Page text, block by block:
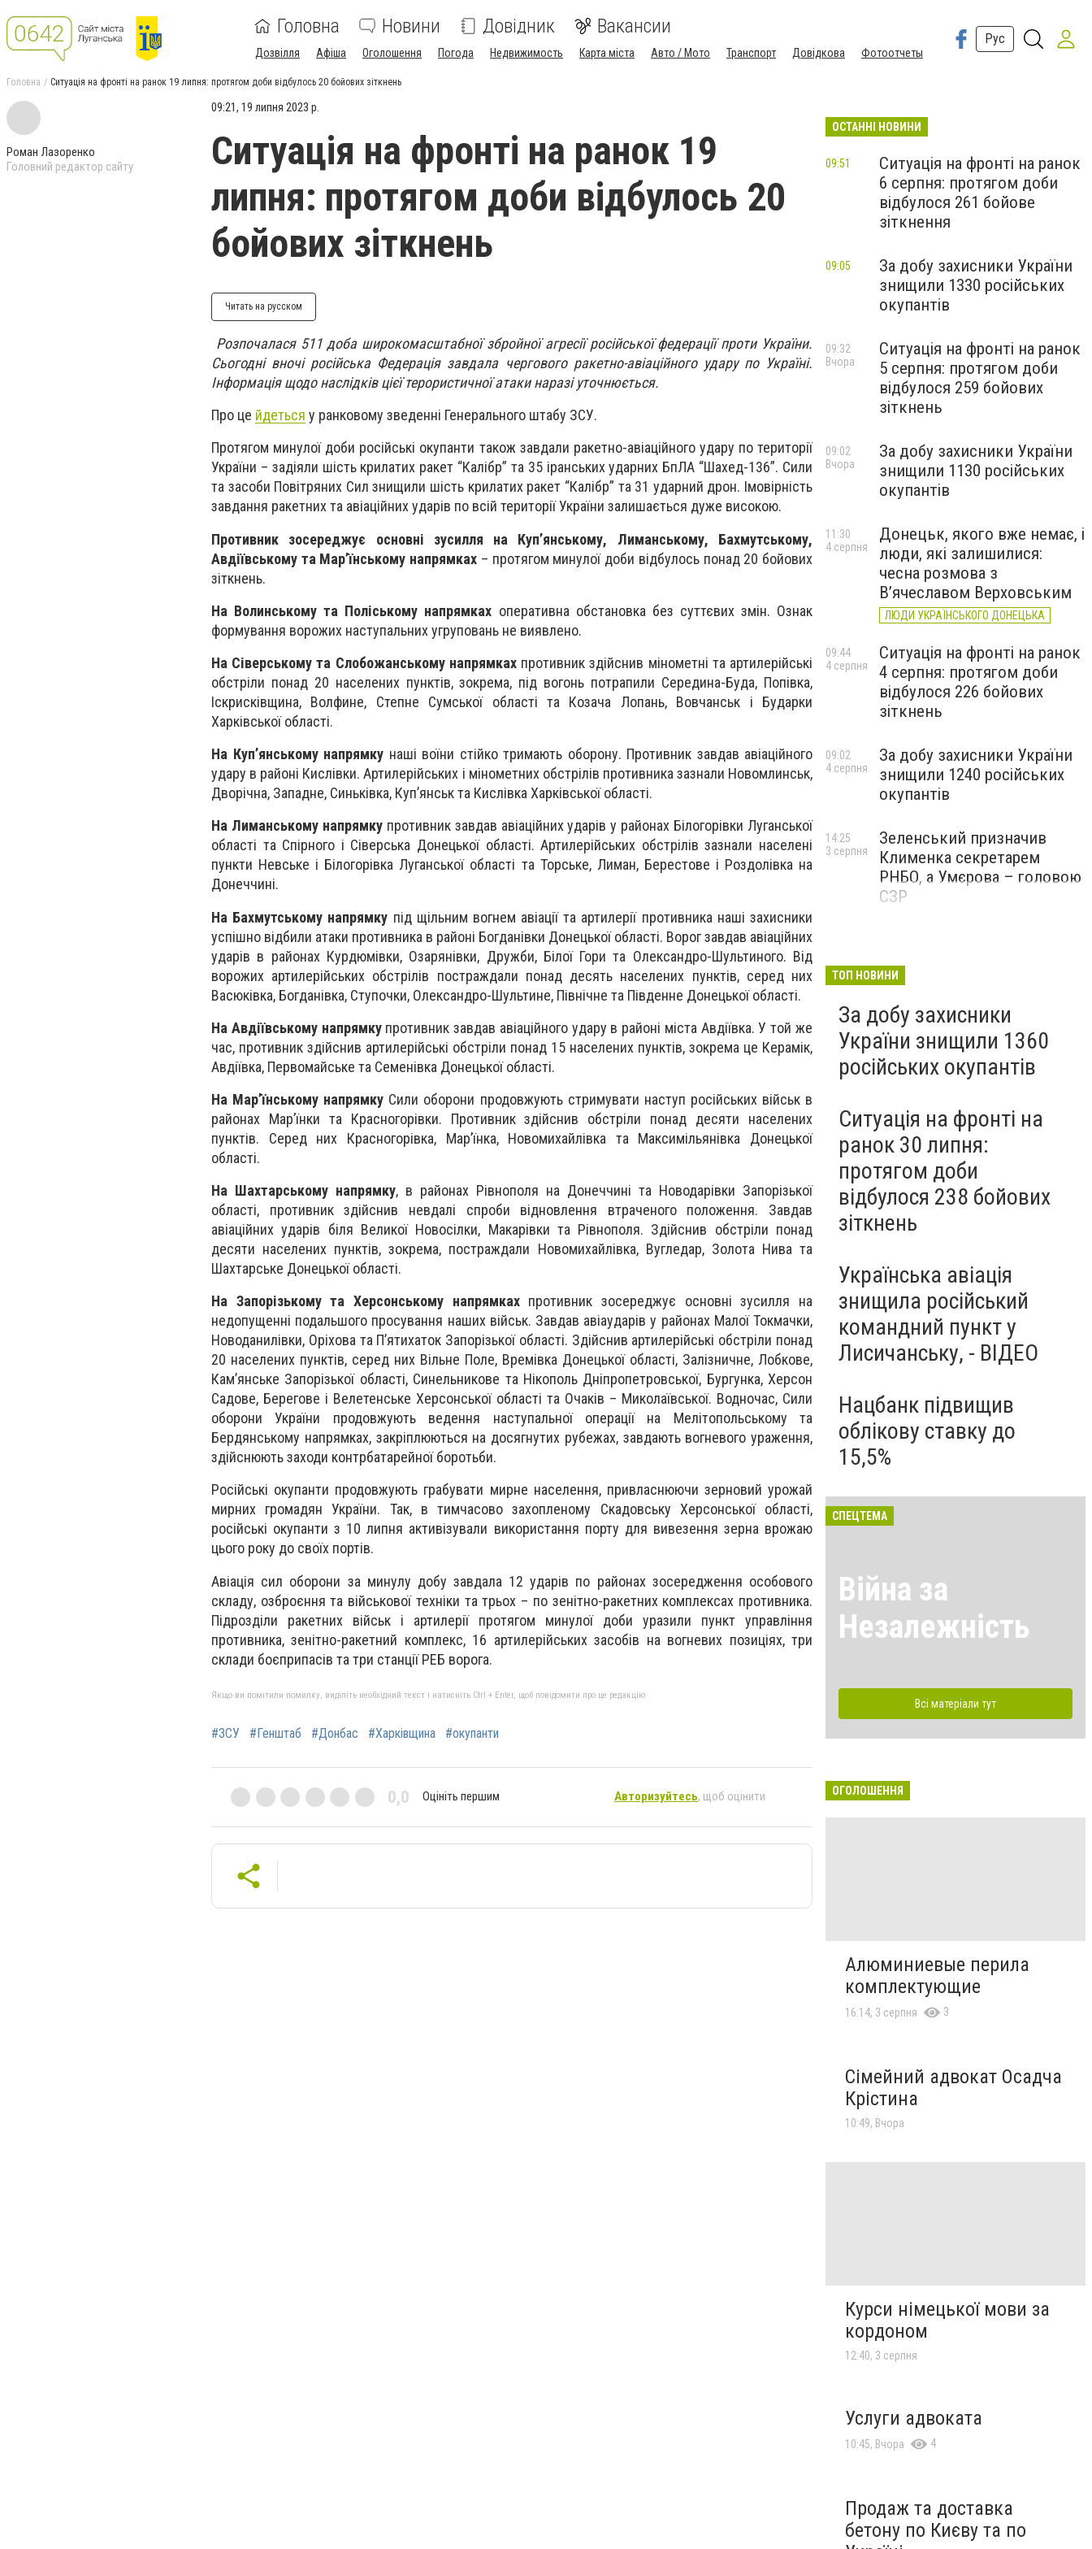
Головна Новини Довідник Вакансии
Дозвілля Афіша Оголошення Погода Недвижимость Карта міста Авто / Мото Транспорт Довідкова Фотоотчеты
Рус
Головна Ситуація на фронті на ранок 19 липня: протягом доби відбулось 20 бойових зіткнень
Роман Лазоренко
Головний редактор сайту
09:21, 19 липня 2023 р.
Ситуація на фронті на ранок 19
липня: протягом доби відбулось 20
бойових зіткнень
Читать на русском
Розпочалася 511 доба широкомасштабної збройної агресії російської федерації проти України.
Сьогодні вночі російська Федерація завдала чергового ракетно-авіаційного удару по Україні.
Інформація щодо наслідків цієї терористичної атаки наразі уточнюється.
Про це йдеться у ранковому зведенні Генерального штабу ЗСУ.
Протягом минулої доби російські окупанти також завдали ракетно-авіаційного удару по території
України – задіяли шість крилатих ракет “Калібр” та 35 іранських ударних БпЛА “Шахед-136”. Сили
та засоби Повітряних Сил знищили шість крилатих ракет “Калібр” та 31 ударний дрон. Імовірність
завдання ракетних та авіаційних ударів по всій території України залишається дуже високою.
Противник зосереджує основні зусилля на Куп’янському, Лиманському, Бахмутському,
Авдіївському та Мар’їнському напрямках – протягом минулої доби відбулось понад 20 бойових
зіткнень.
На Волинському та Поліському напрямках оперативна обстановка без суттєвих змін. Ознак
формування ворожих наступальних угруповань не виявлено.
На Сіверському та Слобожанському напрямкахпротивник здійснив мінометні та артилерійські
обстріли понад 20 населених пунктів, зокрема, під вогонь потрапили Середина-Буда, Попівка,
Іскрисківщина, Волфине, Степне Сумської області та Козача Лопань, Вовчанськ і Бударки
Харківської області.
На Куп’янському напрямку наші воїни стійко тримають оборону. Противник завдав авіаційного
удару в районі Кислівки. Артилерійських і мінометних обстрілів противника зазнали Новомлинськ,
Дворічна, Западне, Синьківка, Куп’янськ та Кислівка Харківської області.
На Лиманському напрямкупротивник завдав авіаційних ударів у районах Білогорівки Луганської
області та Спірного і Сіверська Донецької області. Артилерійських обстрілів зазнали населені
пункти Невське і Білогорівка Луганської області та Торське, Лиман, Берестове і Роздолівка на
Донеччині.
На Бахмутському напрямку під щільним вогнем авіації та артилерії противника наші захисники
успішно відбили атаки противника в районі Богданівки Донецької області. Ворог завдав авіаційних
ударів в районах Курдюмівки, Озарянівки, Дружби, Білої Гори та Олександро-Шультиного. Від
ворожих артилерійських обстрілів постраждали понад десять населених пунктів, серед них
Васюківка, Богданівка, Ступочки, Олександро-Шультине, Північне та Південне Донецької області.
На Авдіївському напрямкупротивник завдав авіаційного удару в районі міста Авдіївка. У той же
час, противник здійснив артилерійські обстріли понад 15 населених пунктів, зокрема це Керамік,
Авдіївка, Первомайське та Семенівка Донецької області.
На Мар’їнському напрямку Сили оборони продовжують стримувати наступ російських військ в
районах Мар’їнки та Красногорівки. Противник здійснив обстріли понад десяти населених
пунктів. Серед них Красногорівка, Мар’їнка, Новомихайлівка та Максимільянівка Донецької
області.
На Шахтарському напрямку, в районах Рівнополя на Донеччині та Новодарівки Запорізької
області, противник здійснив невдалі спроби відновлення втраченого положення. Завдав
авіаційних ударів біля Великої Новосілки, Макарівки та Рівнополя. Здійснив обстріли понад
десяти населених пунктів, зокрема, постраждали Новомихайлівка, Вугледар, Золота Нива та
Шахтарське Донецької області.
На Запорізькому та Херсонському напрямкахпротивник зосереджує основні зусилля на
недопущенні подальшого просування наших військ. Завдав авіаударів у районах Малої Токмачки,
Новоданилівки, Оріхова та П’ятихаток Запорізької області. Здійснив артилерійські обстріли понад
20 населених пунктів, серед них Вільне Поле, Времівка Донецької області, Залізничне, Лобкове,
Кам’янське Запорізької області, Синельникове та Нікополь Дніпропетровської, Бургунка, Херсон
Садове, Берегове і Велетенське Херсонської області та Очаків – Миколаївської. Водночас, Сили
оборони України продовжують ведення наступальної операції на Мелітопольському та
Бердянському напрямках, закріплюються на досягнутих рубежах, завдають вогневого ураження,
здійснюють заходи контрбатарейної боротьби.
Російські окупанти продовжують грабувати мирне населення, привласнюючи зерновий урожай
мирних громадян України. Так, в тимчасово захопленому Скадовську Херсонської області,
російські окупанти з 10 липня активізували використання порту для вивезення зерна врожаю
цього року до своїх портів.
Авіація сил оборони за минулу добу завдала 12 ударів по районах зосередження особового
складу, озброєння та військової техніки та трьох – по зенітно-ракетних комплексах противника.
Підрозділи ракетних військ і артилерії протягом минулої доби уразили пункт управління
противника, зенітно-ракетний комплекс, 16 артилерійських засобів на вогневих позиціях, три
склади боєприпасів та три станції РЕБ ворога.
Якщо ви помітили помилку, виділіть необхідний текст і натисніть Ctrl + Enter, щоб повідомити про це редакцію
#ЗСУ #Генштаб #Донбас #Харківщина #окупанти
0,0 Оцініть першим Авторизуйтесь, щоб оцінити
ОСТАННІ НОВИНИ
Ситуація на фронті на ранок
6 серпня: протягом доби
відбулося 261 бойове
зіткнення
09:51
За добу захисники України
знищили 1330 російських
окупантів
09:05
Ситуація на фронті на ранок
5 серпня: протягом доби
відбулося 259 бойових
зіткнень
09:32
Вчора
За добу захисники України
знищили 1130 російських
окупантів
09:02
Вчора
Донецьк, якого вже немає, і
люди, які залишилися:
чесна розмова з
В’ячеславом Верховським
ЛЮДИ УКРАЇНСЬКОГО ДОНЕЦЬКА
11:30
4 серпня
Ситуація на фронті на ранок
4 серпня: протягом доби
відбулося 226 бойових
зіткнень
09:44
4 серпня
За добу захисники України
знищили 1240 російських
окупантів
09:02
4 серпня
Зеленський призначив
Клименка секретарем
РНБО, а Умєрова – головою
СЗР
14:25
3 серпня
ТОП НОВИНИ
За добу захисники
України знищили 1360
російських окупантів
Ситуація на фронті на
ранок 30 липня:
протягом доби
відбулося 238 бойових
зіткнень
Українська авіація
знищила російський
командний пункт у
Лисичанську, - ВІДЕО
Нацбанк підвищив
облікову ставку до
15,5%
СПЕЦТЕМА
Війна за
Незалежність
Всі матеріали тут
ОГОЛОШЕННЯ
Алюминиевые перила
комплектующие
16:14, 3 серпня 3
Сімейний адвокат Осадча
Крістина
10:49, Вчора
Курси німецької мови за
кордоном
12:40, 3 серпня
Услуги адвоката
10:45, Вчора 4
Продаж та доставка
бетону по Києву та по